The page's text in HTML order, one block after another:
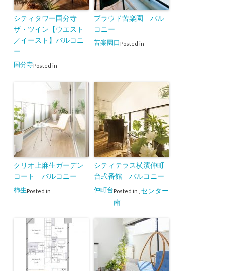
シティタワー国分寺
ザ・ツイン【ウエスト
／イースト】バルコニ
ー
Posted in
国分寺
プラウド苦楽園 バル
コニー
Posted in
苦楽園口
クリオ上麻生ガーデン
コート バルコニー
Posted in
柿生
シティテラス横濱仲町
台弐番館 バルコニー
Posted in
仲町台
センター
南